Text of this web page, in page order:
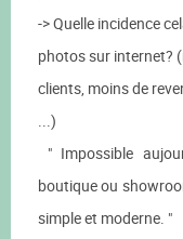
-> Quelle incidence
photos sur internet?
clients, moins de
...)
" Impossible
boutique ou
simple et moderne. "